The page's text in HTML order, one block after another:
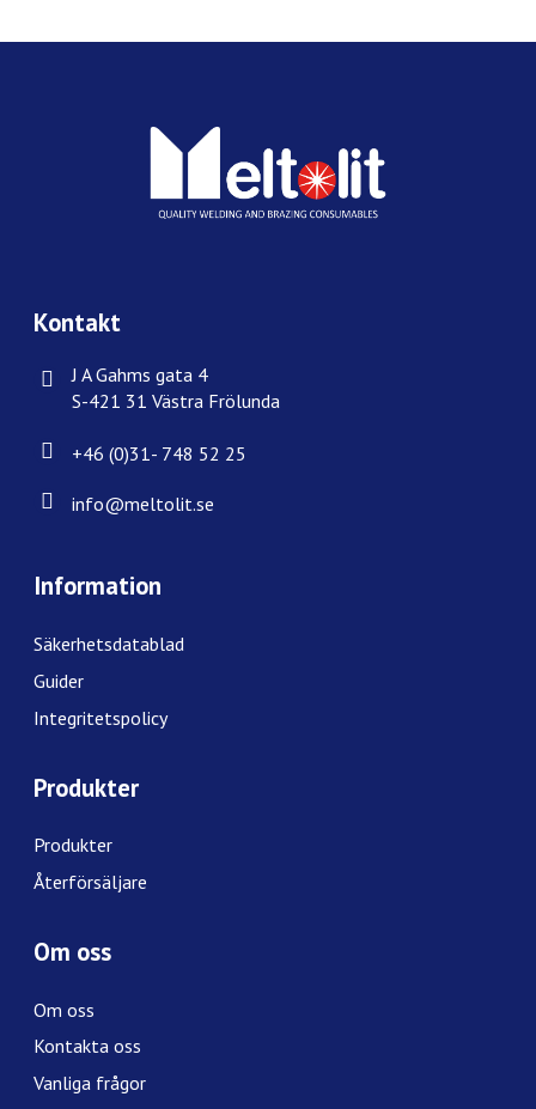
Kontakt
J A Gahms gata 4
S-421 31 Västra Frölunda
+46 (0)31- 748 52 25
info@meltolit.se
Information
Säkerhetsdatablad
Guider
Integritetspolicy
Produkter
Produkter
Återförsäljare
Om oss
Om oss
Kontakta oss
Vanliga frågor